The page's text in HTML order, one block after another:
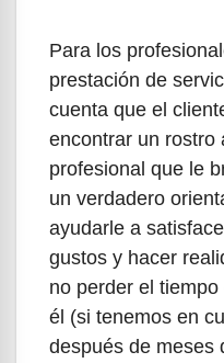
Para los
prestación de
cuenta que el
encontrar un rostro
profesional que le
un verdadero
ayudarle a
gustos y hacer
no perder el
él (si tenemos en
después de meses